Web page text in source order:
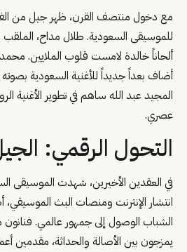
مع دخول منتصف القرن، ظهر جيل من
للموسيقى السعودية. طلال مداح،
ألحاناً خالدة لامست قلوب الملايين.
أضاف بعداً جديداً للأغنية السعودية بصوته
المجيد عبد الله ساهم في تطوير الأغنية
عصري.
التحول الرقمي:
في العقدين الأخيرين، شهدت الموسيقى
انتشار الإنترنت ومنصات البث
الشباب الوصول إلى جمهور عالمي. فنانون
يمزجون بين الأصالة والحداثة، مقدمين